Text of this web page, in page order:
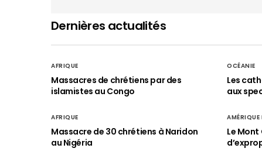
Dernières actualités
AFRIQUE
Massacres de chrétiens par des
islamistes au Congo
OCÉANIE
Les
aux
AFRIQUE
Massacre de 30 chrétiens à Naridon
au Nigéria
Le Mont